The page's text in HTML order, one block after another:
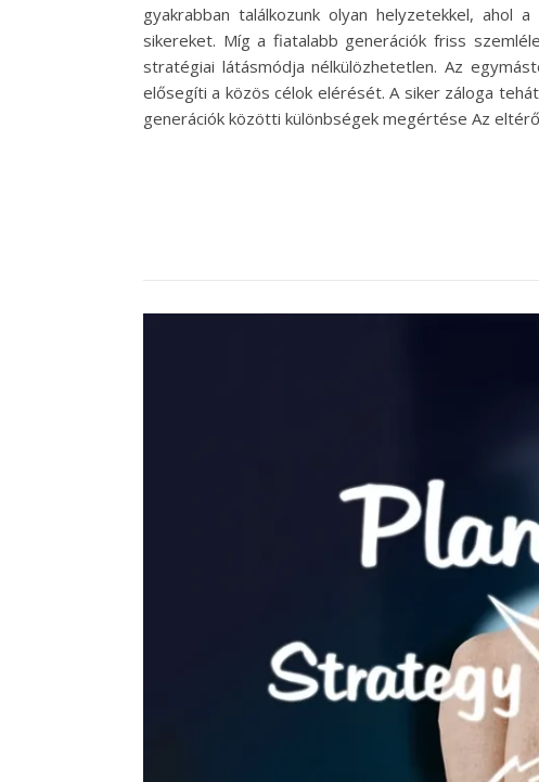
gyakrabban találkozunk olyan helyzetekkel, ahol
sikereket. Míg a fiatalabb generációk friss
stratégiai látásmódja nélkülözhetetlen. Az
elősegíti a közös célok elérését. A siker záloga
generációk közötti különbségek megértése Az